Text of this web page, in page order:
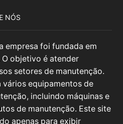
NÓS
empresa foi fundada em
O objetivo é atender
setores de manutenção.
vários equipamentos de
incluindo máquinas e
de manutenção. Este site
apenas para exibir